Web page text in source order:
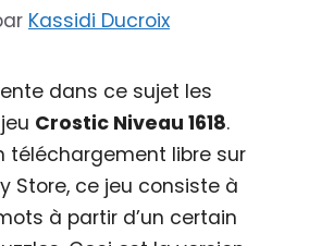
Kassidi Ducroix
dans ce sujet les
Crostic Niveau 1618.
téléchargement libre sur
Store, ce jeu consiste à
à partir d’un certain